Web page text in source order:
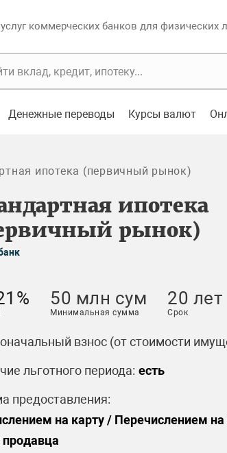
коммерческих банков для физических
Денежные переводы Курсы валют
ипотека (первичный рынок)
ипотека
рынок)
50 млн сум
Минимальная сумма
20 лет
Срок
взнос (от стоимости
льготного периода: есть
предоставления:
на карту / Перечислением на
продавца